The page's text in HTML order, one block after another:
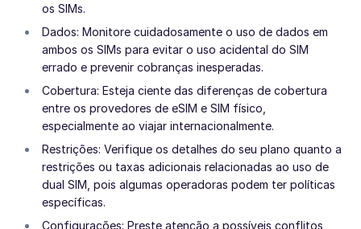
os SIMs.
Dados: Monitore cuidadosamente o uso de dados em
ambos os SIMs para evitar o uso acidental do SIM
errado e prevenir cobranças inesperadas.
Cobertura: Esteja ciente das diferenças de cobertura
entre os provedores de eSIM e SIM físico,
especialmente ao viajar internacionalmente.
Restrições: Verifique os detalhes do seu plano quanto a
restrições ou taxas adicionais relacionadas ao uso de
dual SIM, pois algumas operadoras podem ter políticas
específicas.
Configurações: Preste atenção a possíveis conflitos